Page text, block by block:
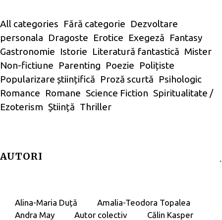
All categories Fără categorie Dezvoltare
personala Dragoste Erotice Exegeză Fantasy
Gastronomie Istorie Literatură fantastică Mister
Non-fictiune Parenting Poezie Polițiste
Popularizare științifică Proză scurtă Psihologic
Romance Romane Science Fiction Spiritualitate /
Ezoterism Știință Thriller
AUTORI
Alina-Maria Duță
Amalia-Teodora Topalea
Andra May
Autor colectiv
Călin Kasper